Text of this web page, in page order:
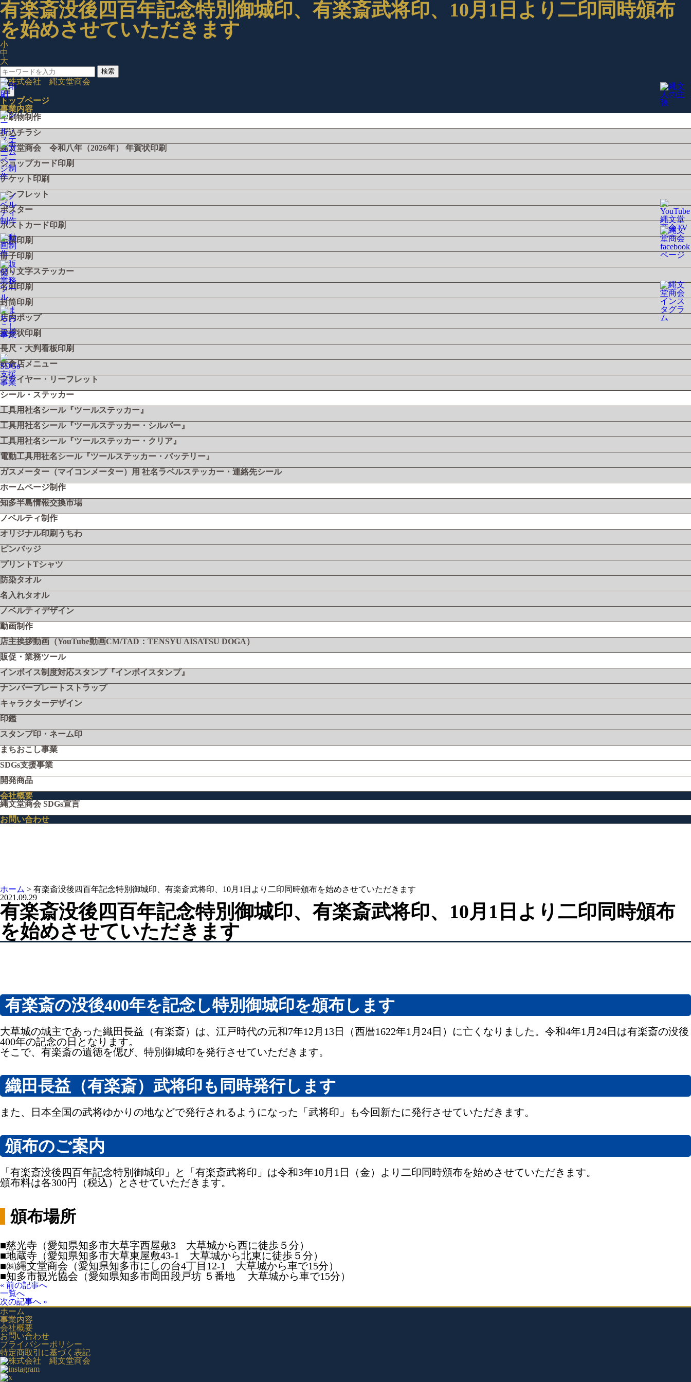
有楽斎没後四百年記念特別御城印、有楽斎武将印、10月1日より二印同時頒布
を始めさせていただきます
小
中
大
検索
トップページ
事業内容
印刷物制作
折込チラシ
縄文堂商会 令和八年（2026年） 年賀状印刷
ショップカード印刷
チケット印刷
パンフレット
ポスター
ポストカード印刷
伝票印刷
冊子印刷
切り文字ステッカー
名刺印刷
封筒印刷
店内ポップ
挨拶状印刷
長尺・大判看板印刷
飲食店メニュー
フライヤー・リーフレット
シール・ステッカー
工具用社名シール『ツールステッカー』
工具用社名シール『ツールステッカー・シルバー』
工具用社名シール『ツールステッカー・クリア』
電動工具用社名シール『ツールステッカー・バッテリー』
ガスメーター（マイコンメーター）用 社名ラベルステッカー・連絡先シール
ホームページ制作
知多半島情報交換市場
ノベルティ制作
オリジナル印刷うちわ
ピンバッジ
プリントTシャツ
防染タオル
名入れタオル
ノベルティデザイン
動画制作
店主挨拶動画（YouTube動画CM/TAD：TENSYU AISATSU DOGA）
販促・業務ツール
インボイス制度対応スタンプ『インボイスタンプ』
ナンバープレートストラップ
キャラクターデザイン
印鑑
スタンプ印・ネーム印
まちおこし事業
SDGs支援事業
開発商品
会社概要
縄文堂商会 SDGs宣言
お問い合わせ
ホーム > 有楽斎没後四百年記念特別御城印、有楽斎武将印、10月1日より二印同時頒布を始めさせていただきます
2021.09.29
有楽斎没後四百年記念特別御城印、有楽斎武将印、10月1日より二印同時頒布
を始めさせていただきます
有楽斎の没後400年を記念し特別御城印を頒布します
大草城の城主であった織田長益（有楽斎）は、江戸時代の元和7年12月13日（西暦1622年1月24日）に亡くなりました。令和4年1月24日は有楽斎の没後
400年の記念の日となります。
そこで、有楽斎の遺徳を偲び、特別御城印を発行させていただきます。
織田長益（有楽斎）武将印も同時発行します
また、日本全国の武将ゆかりの地などで発行されるようになった「武将印」も今回新たに発行させていただきます。
頒布のご案内
「有楽斎没後四百年記念特別御城印」と「有楽斎武将印」は令和3年10月1日（金）より二印同時頒布を始めさせていただきます。
頒布料は各300円（税込）とさせていただきます。
頒布場所
■慈光寺（愛知県知多市大草字西屋敷3 大草城から西に徒歩５分）
■地蔵寺（愛知県知多市大草東屋敷43‐1 大草城から北東に徒歩５分）
■㈱縄文堂商会（愛知県知多市にしの台4丁目12-1 大草城から車で15分）
■知多市観光協会（愛知県知多市岡田段戸坊 ５番地 大草城から車で15分）
« 前の記事へ
一覧へ
次の記事へ »
ホーム
事業内容
会社概要
お問い合わせ
プライバシーポリシー
特定商取引に基づく表記